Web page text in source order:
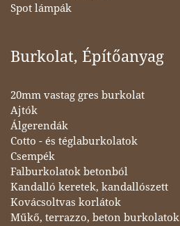
Spot lámpák
Burkolat, Építőanyag
20mm vastag gres burkolat
Ajtók
Álgerendák
Cotto - és téglaburkolatok
Csempék
Falburkolatok betonból
Kandalló keretek, kandallószett
Kovácsoltvas korlátok
Műkő, terrazzo, beton burkolatok